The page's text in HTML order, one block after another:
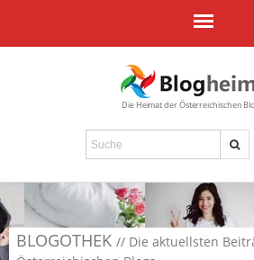
Die Heimat der Österreichischen
BLOGOTHEK // Die aktuellsten